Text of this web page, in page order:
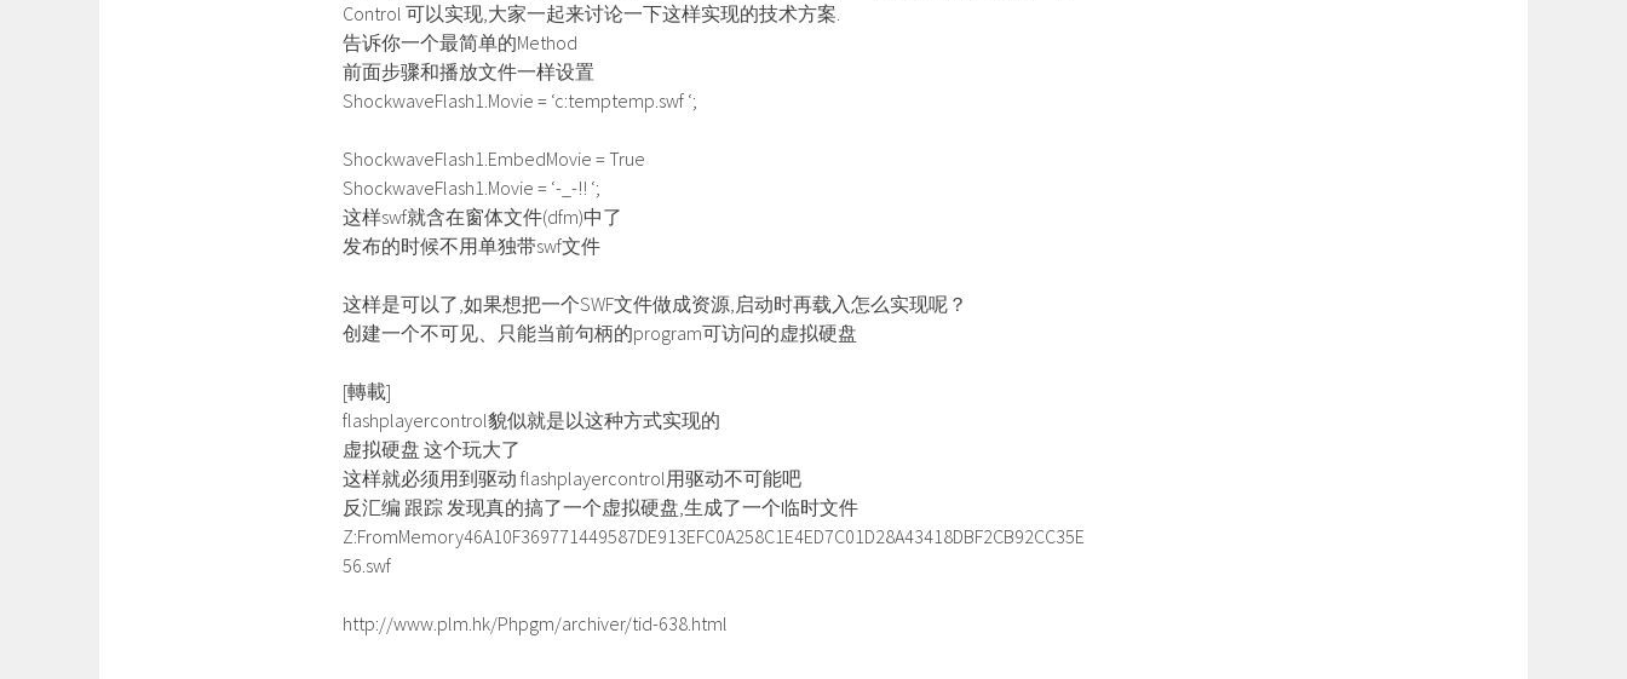
Control 可以实现,大家一起来讨论一下这样实现的技术方案.
告诉你一个最简单的Method
前面步骤和播放文件一样设置
ShockwaveFlash1.Movie = ‘c:temptemp.swf ‘;
ShockwaveFlash1.EmbedMovie = True
ShockwaveFlash1.Movie = ‘-_-!! ‘;
这样swf就含在窗体文件(dfm)中了
发布的时候不用单独带swf文件
这样是可以了,如果想把一个SWF文件做成资源,启动时再载入怎么实现呢？
创建一个不可见、只能当前句柄的program可访问的虚拟硬盘
[轉載]
flashplayercontrol貌似就是以这种方式实现的
虚拟硬盘 这个玩大了
这样就必须用到驱动 flashplayercontrol用驱动不可能吧
反汇编 跟踪 发现真的搞了一个虚拟硬盘,生成了一个临时文件
Z:FromMemory46A10F369771449587DE913EFC0A258C1E4ED7C01D28A43418DBF2CB92CC35E
56.swf
http://www.plm.hk/Phpgm/archiver/tid-638.html